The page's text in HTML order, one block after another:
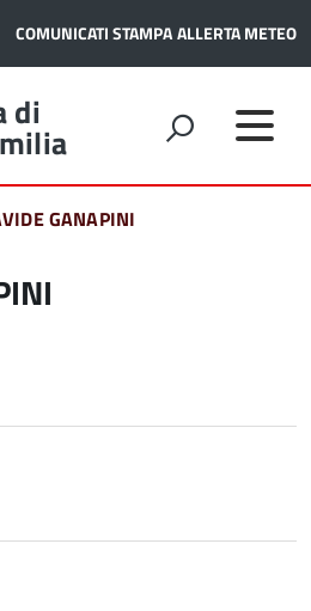
COMUNICATI STAMPAALLERTA METEO
di
GANAPINI